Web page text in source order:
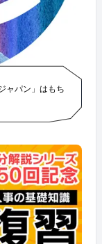
ャパン」はもち